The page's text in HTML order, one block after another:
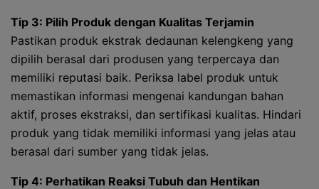
Tip 3: Pilih Produk dengan Kualitas Terjamin
Pastikan produk ekstrak dedaunan kelengkeng yang
dipilih berasal dari produsen yang terpercaya dan
memiliki reputasi baik. Periksa label produk untuk
memastikan informasi mengenai kandungan bahan
aktif, proses ekstraksi, dan sertifikasi kualitas. Hindari
produk yang tidak memiliki informasi yang jelas atau
berasal dari sumber yang tidak jelas.
Tip 4: Perhatikan Reaksi Tubuh dan Hentikan